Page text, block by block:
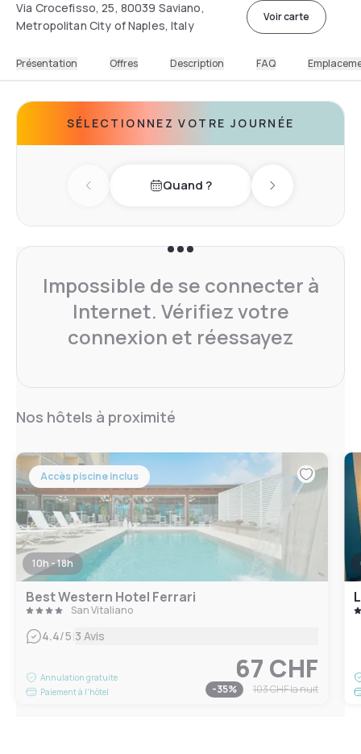
Via Crocefisso, 25, 80039 Saviano,
Metropolitan City of Naples, Italy
Voir carte
Présentation Offres Description FAQ
SÉLECTIONNEZ VOTRE JOURNÉE
Previous dayQuand ? Next day
Impossible de se connecter à
Internet. Vérifiez votre
connexion et réessayez
Nos hôtels à proximité
Accès piscine inclus
10h - 18h
Best Western Hotel Ferrari
San Vitaliano
4.4/5 3 Avis
Annulation gratuite
Paiement à l'hôtel
67 CHF
-35% 103 CHFla nuit